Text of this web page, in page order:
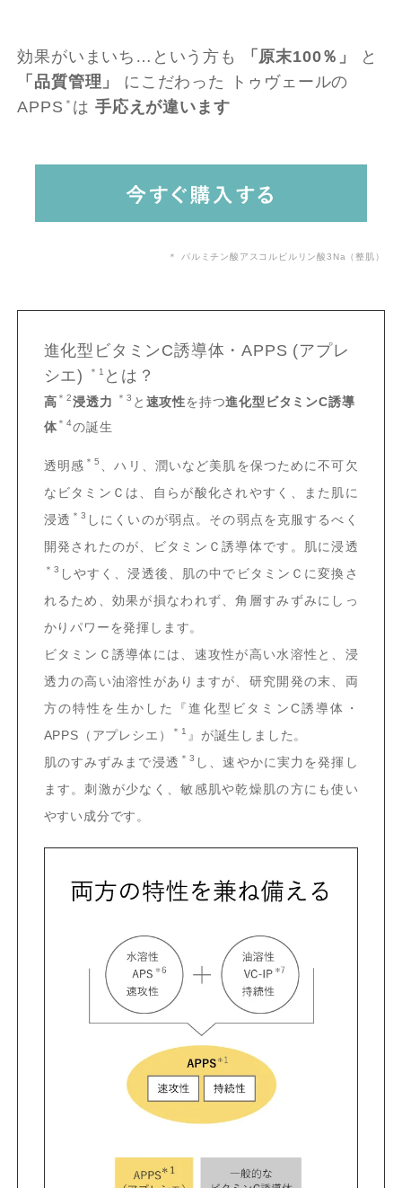
効果がいまいち…という方も 「原末100％」
と
「品質管理」 にこだわった
トゥヴェールの
APPS ＊ は 手応えが違います
＊ パルミチン酸アスコルビルリン酸3Na（整肌）
進化型ビタミンC誘導体・APPS (アプレ
シエ)
＊1 とは？
高 ＊2浸透力 ＊3 と 速攻性を持つ進化型ビタミンC誘導
体 ＊4の誕生
透明感 ＊5
、ハリ、潤いなど美肌を保つために不可欠
なビタミンＣは、自らが酸化されやすく、また肌に
浸透 ＊3 しにくいのが弱点。その弱点を克服するべく
開発されたのが、ビタミンＣ誘導体です。肌に浸透
＊3 しやすく、浸透後、肌の中でビタミンＣに変換さ
れるため、効果が損なわれず、角層すみずみにしっ
かりパワーを発揮します。
ビタミンＣ誘導体には、速攻性が高い水溶性と、浸
透力の高い油溶性がありますが、研究開発の末、両
方の特性を生かした『進化型ビタミンC誘導体・
APPS（アプレシエ）
＊1 』が誕生しました。
肌のすみずみまで浸透 ＊3 し、速やかに実力を発揮し
ます。刺激が少なく、敏感肌や乾燥肌の方にも使い
やすい成分です。